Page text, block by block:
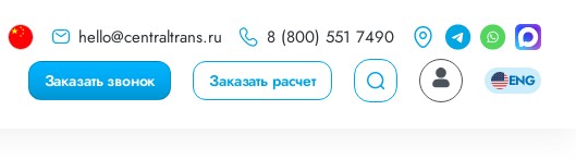
hello@centraltrans.ru 8 (800) 551 7490
Заказать звонок Заказать расчет ENG